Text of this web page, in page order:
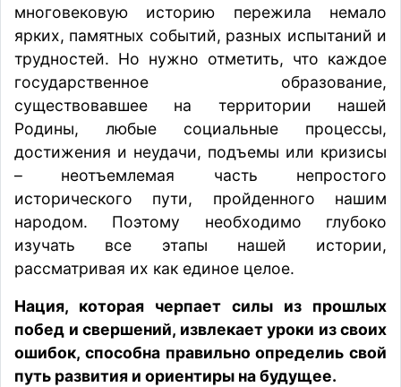
многовековую историю пережила немало
ярких, памятных событий, разных испытаний и
трудностей. Но нужно отметить, что каждое
государственное образование,
существовавшее на территории нашей
Родины, любые социальные процессы,
достижения и неудачи, подъемы или кризисы
– неотъемлемая часть непростого
исторического пути, пройденного нашим
народом. Поэтому необходимо глубоко
изучать все этапы нашей истории,
рассматривая их как единое целое.
Нация, которая черпает силы из прошлых
побед и свершений, извлекает уроки из своих
ошибок, способна правильно определиь свой
путь развития и ориентиры на будущее.